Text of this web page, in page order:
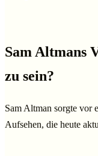
Sam Altmans
zu sein?
Sam Altman sorgte vor
Aufsehen, die heute